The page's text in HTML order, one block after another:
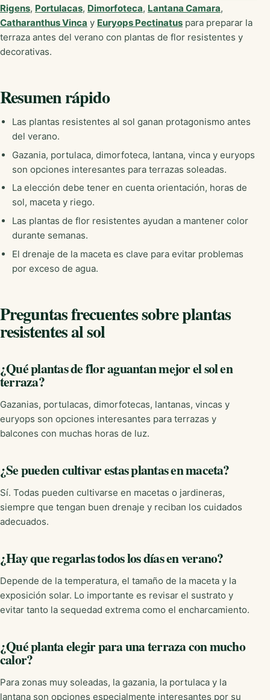
Rigens, Portulacas, Dimorfoteca, Lantana Camara,
Catharanthus Vinca y Euryops Pectinatus para preparar la
terraza antes del verano con plantas de flor resistentes y
decorativas.
Resumen rápido
Las plantas resistentes al sol ganan protagonismo antes
del verano.
Gazania, portulaca, dimorfoteca, lantana, vinca y euryops
son opciones interesantes para terrazas soleadas.
La elección debe tener en cuenta orientación, horas de
sol, maceta y riego.
Las plantas de flor resistentes ayudan a mantener color
durante semanas.
El drenaje de la maceta es clave para evitar problemas
por exceso de agua.
Preguntas frecuentes sobre plantas
resistentes al sol
¿Qué plantas de flor aguantan mejor el sol en
terraza?
Gazanias, portulacas, dimorfotecas, lantanas, vincas y
euryops son opciones interesantes para terrazas y
balcones con muchas horas de luz.
¿Se pueden cultivar estas plantas en maceta?
Sí. Todas pueden cultivarse en macetas o jardineras,
siempre que tengan buen drenaje y reciban los cuidados
adecuados.
¿Hay que regarlas todos los días en verano?
Depende de la temperatura, el tamaño de la maceta y la
exposición solar. Lo importante es revisar el sustrato y
evitar tanto la sequedad extrema como el encharcamiento.
¿Qué planta elegir para una terraza con mucho
calor?
Para zonas muy soleadas, la gazania, la portulaca y la
lantana son opciones especialmente interesantes por su